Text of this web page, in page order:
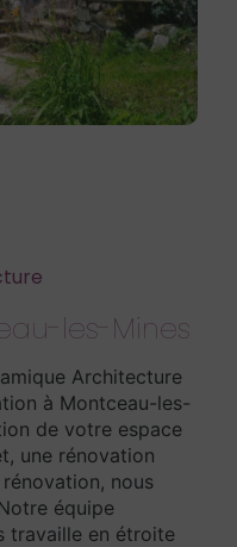
les-Mines
Architecture
à Montceau-les-
de votre espace
une rénovation
nous
équipe
travaille en étroite